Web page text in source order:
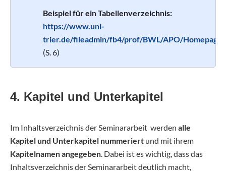
Beispiel für ein Tabellenverzeichnis:
https://www.uni-
trier.de/fileadmin/fb4/prof/BWL/APO/
(S. 6)
4. Kapitel und Unterkapitel
Im Inhaltsverzeichnis der Seminararbeit werden alle
Kapitel und Unterkapitel nummeriert und mit ihrem
Kapitelnamenangegeben. Dabei ist es wichtig, dass das
Inhaltsverzeichnis der Seminararbeit deutlich macht,